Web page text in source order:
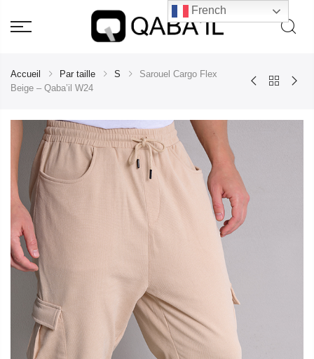
Accueil Par taille S
Sarouel Cargo Flex
Beige – Qaba’il W24
French